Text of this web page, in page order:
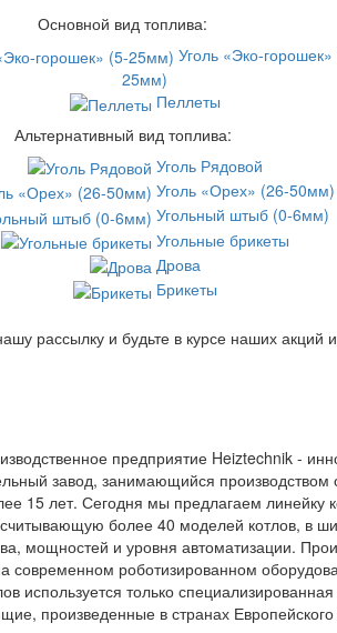
Основной вид топлива:
Уголь «Эко-горошек»
25мм)
Пеллеты
Альтернативный вид топлива:
Уголь Рядовой
Уголь «Орех» (26-50мм)
Угольный штыб (0-6мм)
Угольные брикеты
Дрова
Брикеты
рассылку и будьте в курсе наших акций
предприятие Heiztechnik -
завод, занимающийся производством
15 лет. Сегодня мы предлагаем линейку
более 40 моделей котлов, в
мощностей и уровня автоматизации.
современном роботизированном
используется только
произведенные в странах